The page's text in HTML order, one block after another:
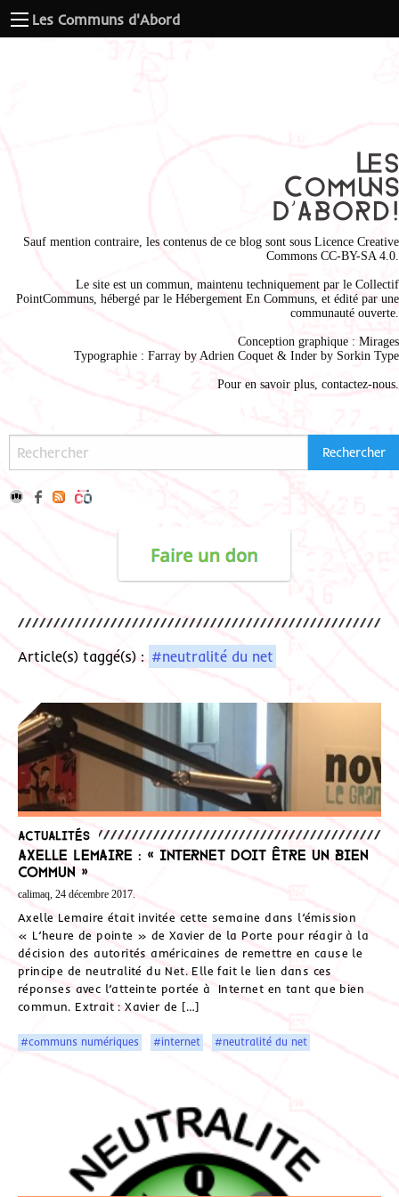
Les Communs d'Abord
Sauf mention contraire, les contenus de ce blog sont sous Licence Creative
Commons CC-BY-SA 4.0
Le site est un commun, maintenu techniquement par le Collectif
PointCommuns , hébergé par le Hébergement En Communs , et édité par une
communauté ouverte.
Conception graphique : Mirages
Typographie : Farray by Adrien Coquet & Inder by Sorkin Type
Pour en savoir plus, contactez-nous
Article(s) taggé(s) : #neutralité du net
Actualités
Axelle Lemaire : « Internet doit être un bien
commun »
calimaq, 24 décembre 2017.
Axelle Lemaire était invitée cette semaine dans l’émission
« L’heure de pointe » de Xavier de la Porte pour réagir à la
décision des autorités américaines de remettre en cause le
principe de neutralité du Net. Elle fait le lien dans ces
réponses avec l’atteinte portée à Internet en tant que bien
commun. Extrait : Xavier de […]
#communs numériques #internet #neutralité du net